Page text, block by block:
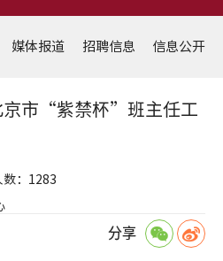
媒体报道 招聘信息 信息公开
京市“紫禁杯”班主任工
数：1283
分享